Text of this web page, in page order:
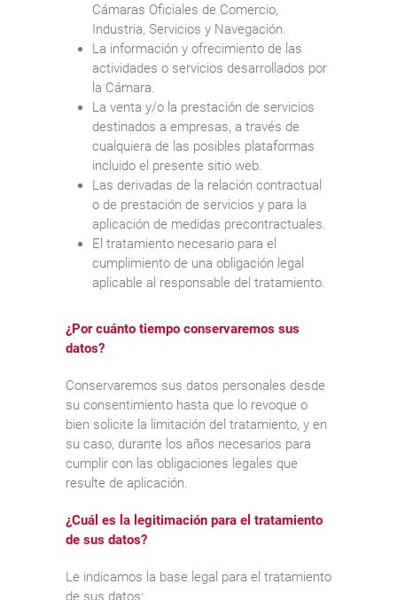
Cámaras Oficiales de Comercio,
Industria, Servicios y Navegación.
La información y ofrecimiento de las
actividades o servicios desarrollados por
la Cámara.
La venta y/o la prestación de servicios
destinados a empresas, a través de
cualquiera de las posibles plataformas
incluido el presente sitio web.
Las derivadas de la relación contractual
o de prestación de servicios y para la
aplicación de medidas precontractuales.
El tratamiento necesario para el
cumplimiento de una obligación legal
aplicable al responsable del tratamiento.
¿Por cuánto tiempo conservaremos sus
datos?
Conservaremos sus datos personales desde
su consentimiento hasta que lo revoque o
bien solicite la limitación del tratamiento, y en
su caso, durante los años necesarios para
cumplir con las obligaciones legales que
resulte de aplicación.
¿Cuál es la legitimación para el tratamiento
de sus datos?
Le indicamos la base legal para el tratamiento
de sus datos: